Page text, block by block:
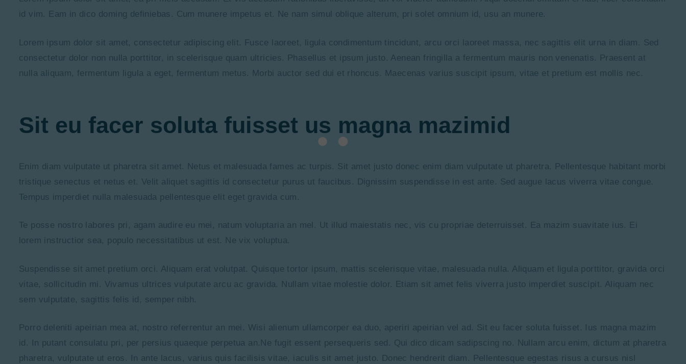
id vim. Eam in dico doming definiebas. Cum munere impetus et. Ne nam simul oblique alterum, pri solet omnium id, usu an munere.
Lorem ipsum dolor sit amet, consectetur adipiscing elit. Fusce laoreet, ligula condimentum tincidunt, arcu orci laoreet massa, nec sagittis elit urna in diam. Sed
consectetur dolor non nulla porttitor, in scelerisque quam ultricies. Phasellus et ipsum justo. Aenean fringilla a fermentum mauris non venenatis. Praesent at
nulla aliquam, fermentum ligula a eget, fermentum metus. Morbi auctor sed dui et rhoncus. Maecenas varius suscipit ipsum, vitae et pretium est mollis nec.
Sit eu facer soluta fuisset us magna mazimid
Enim diam vulputate ut pharetra sit amet. Netus et malesuada fames ac turpis. Sit amet justo donec enim diam vulputate ut pharetra. Pellentesque habitant morbi
tristique senectus et netus et. Velit aliquet sagittis id consectetur purus ut faucibus. Dignissim suspendisse in est ante. Sed augue lacus viverra vitae congue.
Tempus imperdiet nulla malesuada pellentesque elit eget gravida cum.
Te posse nostro labores pri, agam audire eu mei, natum voluptaria an mel. Ut illud maiestatis nec, vis cu propriae deterruisset. Ea mazim suavitate ius. Ei
lorem instructior sea, populo necessitatibus ut est. Ne vix voluptua.
Suspendisse sit amet pretium orci. Aliquam erat volutpat. Quisque tortor ipsum, mattis scelerisque vitae, malesuada nulla. Aliquam et ligula porttitor, gravida orci
vitae, sollicitudin mi. Vivamus ultrices vulputate arcu ac gravida. Nullam vitae molestie dolor. Etiam sit amet felis viverra justo imperdiet suscipit. Aliquam nec
sem vulputate, sagittis felis id, semper nibh.
Porro deleniti apeirian mea at, nostro referrentur an mei. Wisi alienum ullamcorper ea duo, aperiri apeirian vel ad. Sit eu facer soluta fuisset. Ius magna mazim
id. In putant consulatu pri, per persius quaeque perpetua an.Ne fugit essent persequeris sed. Qui dico dicam sadipscing no. Nullam arcu enim, dictum at pharetra
pharetra, vulputate ut eros. In ante lacus, varius quis facilisis vitae, iaculis sit amet justo. Donec hendrerit diam. Pellentesque egestas risus a cursus nisl